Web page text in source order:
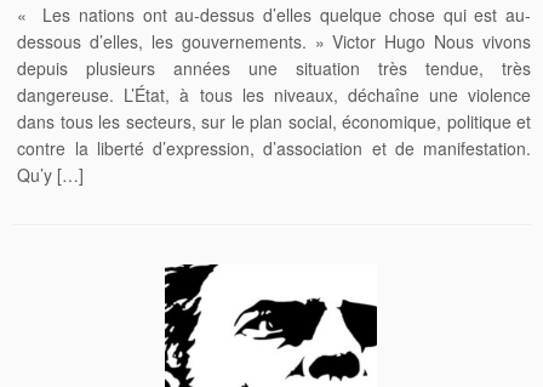
« Les nations ont au-dessus d’elles quelque chose qui est au-
dessous d’elles, les gouvernements. » Victor Hugo Nous vivons
depuis plusieurs années une situation très tendue, très
dangereuse. L’État, à tous les niveaux, déchaîne une violence
dans tous les secteurs, sur le plan social, économique, politique et
contre la liberté d’expression, d’association et de manifestation.
Qu’y […]